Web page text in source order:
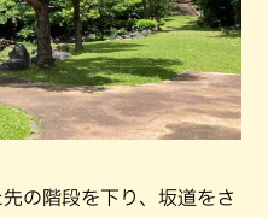
の階段を下り、坂道をさ